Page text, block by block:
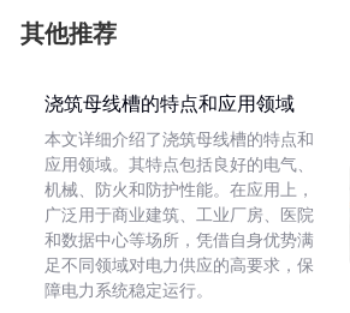
其他推荐
浇筑母线槽的特点和应用领域
本文详细介绍了浇筑母线槽的特点和
应用领域。其特点包括良好的电气、
机械、防火和防护性能。在应用上，
广泛用于商业建筑、工业厂房、医院
和数据中心等场所，凭借自身优势满
足不同领域对电力供应的高要求，保
障电力系统稳定运行。